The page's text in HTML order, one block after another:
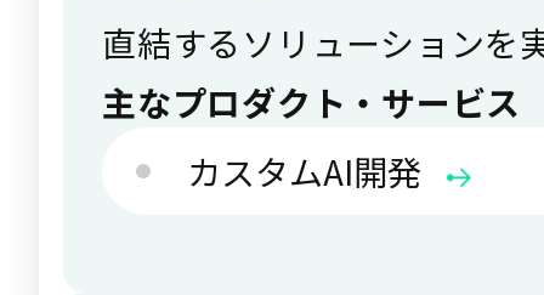
直結するソリューションを
主なプロダクト・サービス
カスタムAI開発